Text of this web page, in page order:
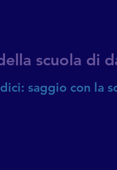
scuola di
saggio con la